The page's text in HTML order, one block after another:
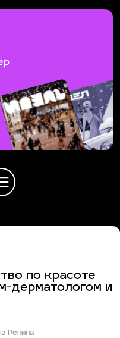
по красоте
дерматологом и
Репина